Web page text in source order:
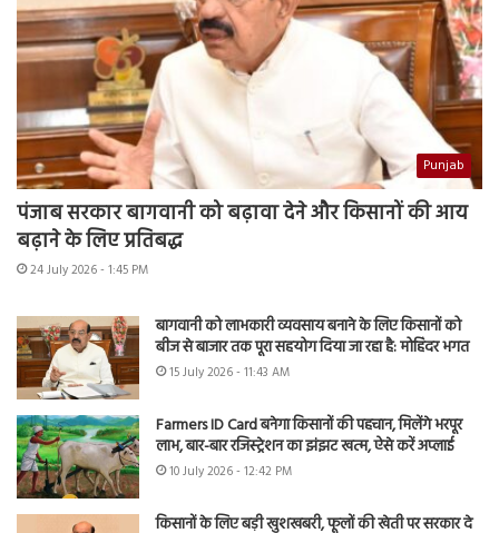
Punjab
पंजाब सरकार बागवानी को बढ़ावा देने और किसानों की आय
बढ़ाने के लिए प्रतिबद्ध
24 July 2026 - 1:45 PM
बागवानी को लाभकारी व्यवसाय बनाने के लिए किसानों को
बीज से बाजार तक पूरा सहयोग दिया जा रहा है: मोहिंदर भगत
15 July 2026 - 11:43 AM
Farmers ID Card बनेगा किसानों की पहचान, मिलेंगे भरपूर
लाभ, बार-बार रजिस्ट्रेशन का झंझट खत्म, ऐसे करें अप्लाई
10 July 2026 - 12:42 PM
किसानों के लिए बड़ी खुशखबरी, फूलों की खेती पर सरकार दे